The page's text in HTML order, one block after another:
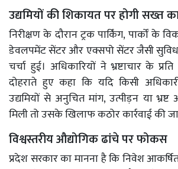
उद्यमियों की शिकायत पर होगी सख्त
निरीक्षण के दौरान ट्रक पार्किंग, पार्कों के
डेवलपमेंट सेंटर और एक्सपो सेंटर जैसी
चर्चा हुई। अधिकारियों ने भ्रष्टाचार के
दोहराते हुए कहा कि यदि किसी अधिकारी
उद्यमियों से अनुचित मांग, उत्पीड़न या
मिली तो उसके खिलाफ कठोर कार्रवाई की
विश्वस्तरीय औद्योगिक ढांचे पर फोकस
प्रदेश सरकार का मानना है कि निवेश